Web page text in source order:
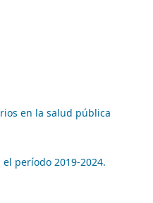
en la salud pública
período 2019-2024.